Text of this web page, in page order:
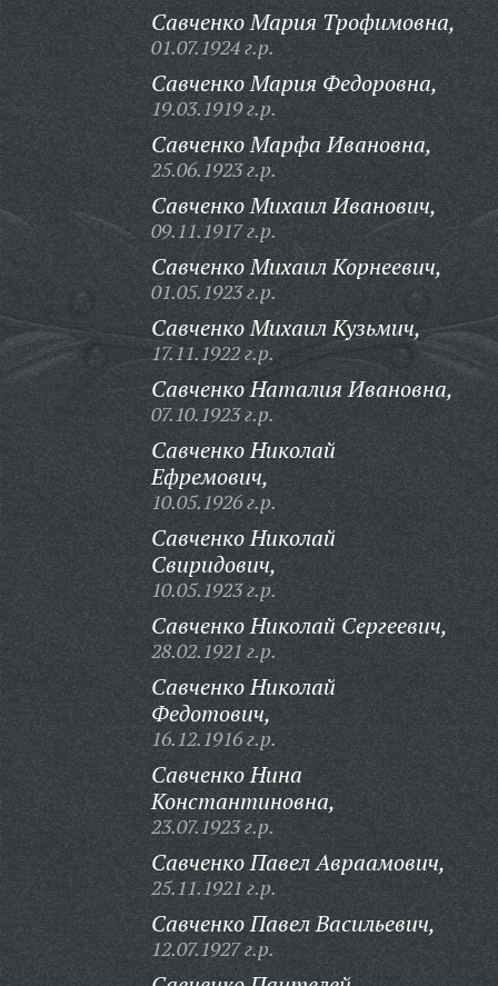
Савченко Мария Трофимовна,
01.07.1924 г.р.
Савченко Мария Федоровна,
19.03.1919 г.р.
Савченко Марфа Ивановна,
25.06.1923 г.р.
Савченко Михаил Иванович,
09.11.1917 г.р.
Савченко Михаил Корнеевич,
01.05.1923 г.р.
Савченко Михаил Кузьмич,
17.11.1922 г.р.
Савченко Наталия Ивановна,
07.10.1923 г.р.
Савченко Николай
Ефремович,
10.05.1926 г.р.
Савченко Николай
Свиридович,
10.05.1923 г.р.
Савченко Николай Сергеевич,
28.02.1921 г.р.
Савченко Николай
Федотович,
16.12.1916 г.р.
Савченко Нина
Константиновна,
23.07.1923 г.р.
Савченко Павел Авраамович,
25.11.1921 г.р.
Савченко Павел Васильевич,
12.07.1927 г.р.